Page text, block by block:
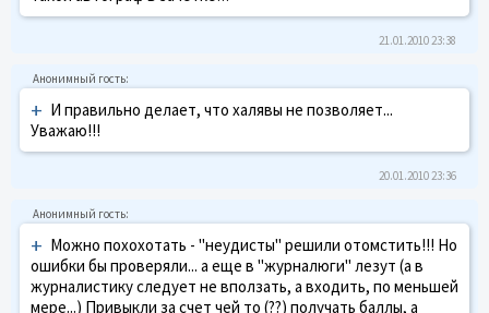
21.01.2010 23:38
+ И правильно делает, что халявы не позволяет...
Уважаю!!!
20.01.2010 23:36
+ Можно похохотать - "неудисты" решили отомстить!!! Но
ошибки бы проверяли... а еще в "журналюги" лезут (а в
журналистику следует не вползать, а входить, по меньшей
мере...) Привыкли за счет чей то (??) получать баллы, а